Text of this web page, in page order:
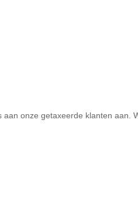
onze getaxeerde klanten aan.